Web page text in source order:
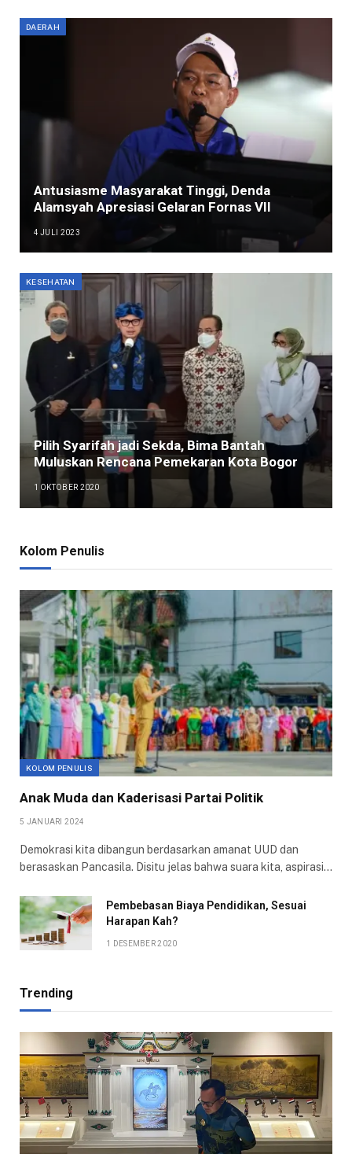
DAERAH
Antusiasme Masyarakat Tinggi, Denda
Alamsyah Apresiasi Gelaran Fornas VII
4 JULI 2023
KESEHATAN
Pilih Syarifah jadi Sekda, Bima Bantah
Muluskan Rencana Pemekaran Kota Bogor
1 OKTOBER 2020
Kolom Penulis
KOLOM PENULIS
Anak Muda dan Kaderisasi Partai Politik
5 JANUARI 2024
Demokrasi kita dibangun berdasarkan amanat UUD dan
berasaskan Pancasila. Disitu jelas bahwa suara kita, aspirasi…
Pembebasan Biaya Pendidikan, Sesuai
Harapan Kah?
1 DESEMBER 2020
Trending